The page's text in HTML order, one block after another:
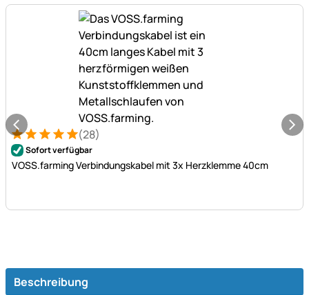
Bewertung: 5 von 5 (28 Bewertungen)
28 Bewertungen
(28)
Sofort verfügbar
VOSS.farming Verbindungskabel mit 3x Herzklemme 40cm
Beschreibung